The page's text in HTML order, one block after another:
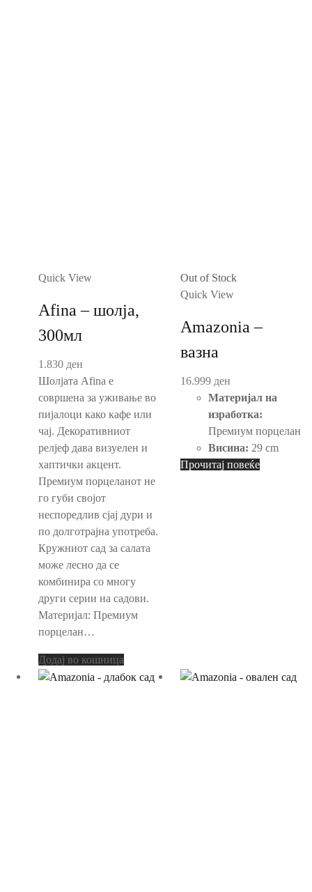
Quick View
Afina – шолја,
300мл
1.830 ден
Шолјата Afina е
совршена за уживање во
пијалоци како кафе или
чај. Декоративниот
релјеф дава визуелен и
хаптички акцент.
Премиум порцеланот не
го губи својот
неспоредлив сјај дури и
по долготрајна употреба.
Кружниот сад за салата
може лесно да се
комбинира со многу
други серии на садови.
Материјал: Премиум
порцелан…
Додај во кошница
Out of Stock
Quick View
Amazonia –
вазна
16.999 ден
Материјал на
изработка:
Премиум порцелан
Висина: 29 cm
Прочитај повеќе